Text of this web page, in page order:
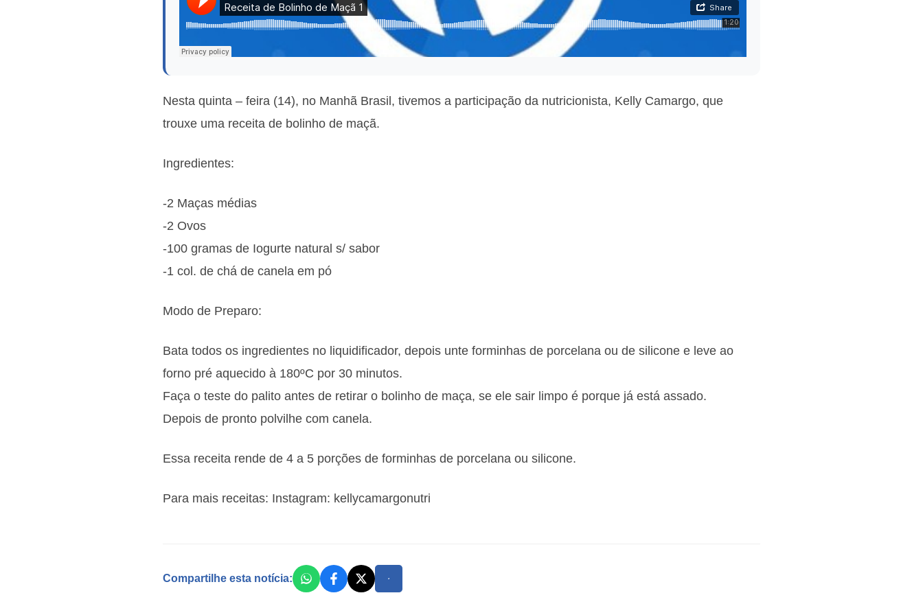
Nesta quinta – feira (14), no Manhã Brasil, tivemos a participação da nutricionista, Kelly Camargo, que
trouxe uma receita de bolinho de maçã.
Ingredientes:
-2 Maças médias
-2 Ovos
-100 gramas de Iogurte natural s/ sabor
-1 col. de chá de canela em pó
Modo de Preparo:
Bata todos os ingredientes no liquidificador, depois unte forminhas de porcelana ou de silicone e leve ao
forno pré aquecido à 180ºC por 30 minutos.
Faça o teste do palito antes de retirar o bolinho de maça, se ele sair limpo é porque já está assado.
Depois de pronto polvilhe com canela.
Essa receita rende de 4 a 5 porções de forminhas de porcelana ou silicone.
Para mais receitas: Instagram: kellycamargonutri
Compartilhe esta notícia: